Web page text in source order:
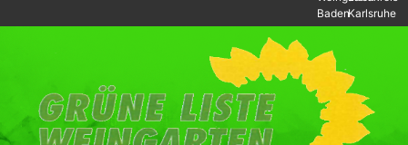
BadenKarlsruhe